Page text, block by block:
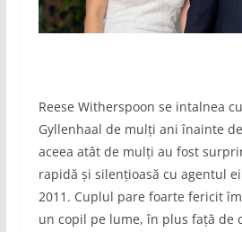
Reese Witherspoon se intalnea
Gyllenhaal de mulți ani înainte
aceea atât de mulți au fost
rapidă și silențioasă cu agentul
2011. Cuplul pare foarte fericit
un copil pe lume, în plus față de